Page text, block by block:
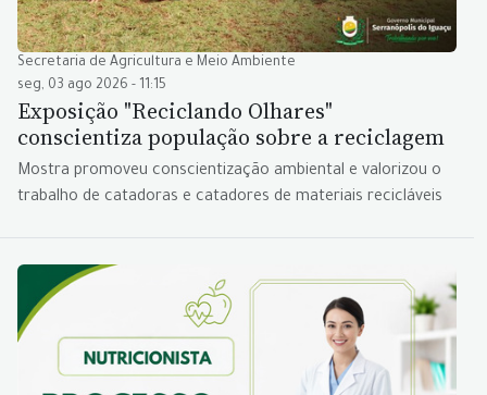
Secretaria de Agricultura e Meio Ambiente
seg, 03 ago 2026 - 11:15
Exposição "Reciclando Olhares"
conscientiza população sobre a reciclagem
Mostra promoveu conscientização ambiental e valorizou o
trabalho de catadoras e catadores de materiais recicláveis